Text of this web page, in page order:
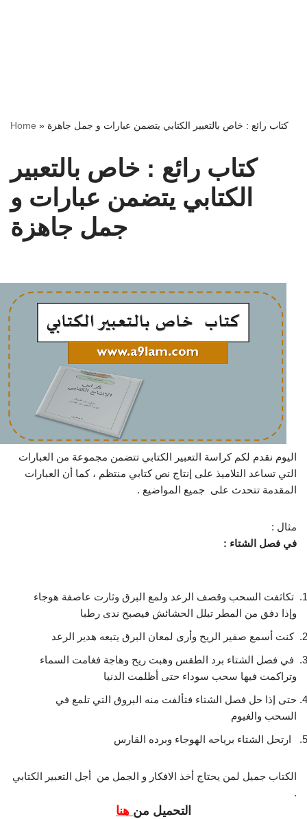
Home » كتاب رائع : خاص بالتعبير الكتابي يتضمن عبارات و جمل جاهزة
كتاب رائع : خاص بالتعبير
الكتابي يتضمن عبارات و
جمل جاهزة
اليوم نقدم لكم كراسة التعبير الكتابي تتضمن مجموعة من العبارات
التي تساعد التلاميذ على إنتاج نص كتابي منتظم ، كما أن العبارات
المقدمة تتحدث على جميع المواضيع .
مثال :
في فصل الشتاء :
تكاثفت السحب وقصف الرعد ولمع البرق وثارت عاصفة هوجاء
وإذا دفق من المطر تبلل الحشائش فيصبح ندى رطبا
كنت أسمع صفير الريح وأرى لمعان البرق يتبعه هدير الرعد
في فصل الشتاء برد الطقس وهبت ريح وهاجة فغامت السماء
وتراكمت فيها سحب سوداء حتى أظلمت الدنيا
حتى إذا حل فصل الشتاء فتألفت منه البروق التي تلمع في
السحب والغيوم
ارتحل الشتاء برياحه الهوجاء وبرده القارس
الكتاب جميل لمن يحتاج أخذ الافكار و الجمل من أجل التعبير الكتابي
.
التحميل من هنا